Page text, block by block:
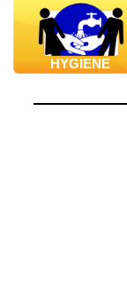
HYGIENE